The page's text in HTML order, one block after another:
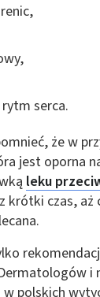
serca.
że w
jest oporna
leku
krótki czas,
i
polskich